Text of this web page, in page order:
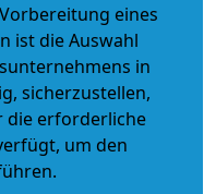
eines
ist die Auswahl
in
sicherzustellen,
die erforderliche
um den